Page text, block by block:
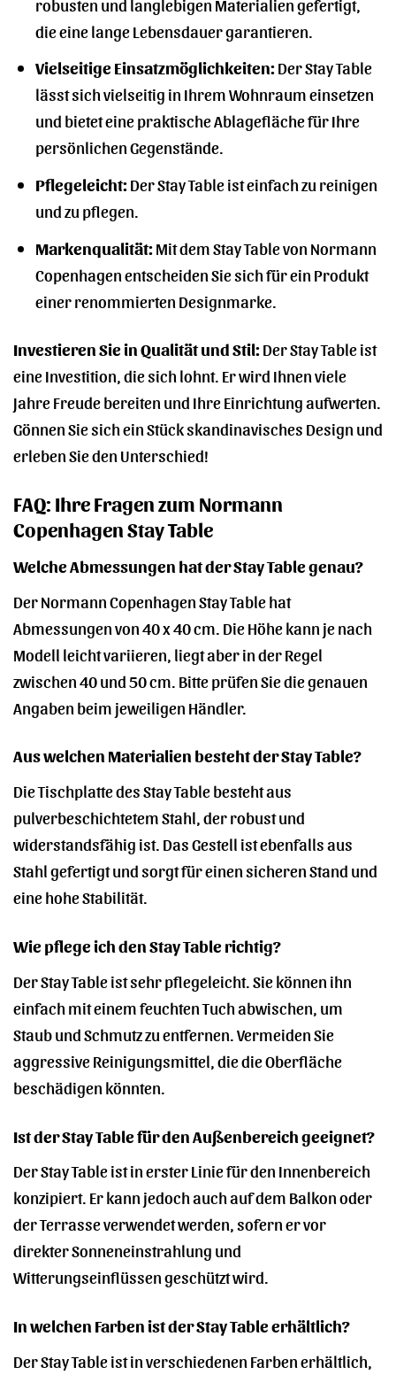
die eine lange Lebensdauer garantieren.
Vielseitige Einsatzmöglichkeiten:Der Stay Table
lässt sich vielseitig in Ihrem Wohnraum einsetzen
und bietet eine praktische Ablagefläche für Ihre
persönlichen Gegenstände.
Pflegeleicht:Der Stay Table ist einfach zu reinigen
und zu pflegen.
Markenqualität:Mit dem Stay Table von Normann
Copenhagen entscheiden Sie sich für ein Produkt
einer renommierten Designmarke.
Investieren Sie in Qualität und Stil:Der Stay Table ist
eine Investition, die sich lohnt. Er wird Ihnen viele
Jahre Freude bereiten und Ihre Einrichtung aufwerten.
Gönnen Sie sich ein Stück skandinavisches Design und
erleben Sie den Unterschied!
FAQ: Ihre Fragen zum Normann
Copenhagen Stay Table
Welche Abmessungen hat der Stay Table genau?
Der Normann Copenhagen Stay Table hat
Abmessungen von 40 x 40 cm. Die Höhe kann je nach
Modell leicht variieren, liegt aber in der Regel
zwischen 40 und 50 cm. Bitte prüfen Sie die genauen
Angaben beim jeweiligen Händler.
Aus welchen Materialien besteht der Stay Table?
Die Tischplatte des Stay Table besteht aus
pulverbeschichtetem Stahl, der robust und
widerstandsfähig ist. Das Gestell ist ebenfalls aus
Stahl gefertigt und sorgt für einen sicheren Stand und
eine hohe Stabilität.
Wie pflege ich den Stay Table richtig?
Der Stay Table ist sehr pflegeleicht. Sie können ihn
einfach mit einem feuchten Tuch abwischen, um
Staub und Schmutz zu entfernen. Vermeiden Sie
aggressive Reinigungsmittel, die die Oberfläche
beschädigen könnten.
Ist der Stay Table für den Außenbereich geeignet?
Der Stay Table ist in erster Linie für den Innenbereich
konzipiert. Er kann jedoch auch auf dem Balkon oder
der Terrasse verwendet werden, sofern er vor
direkter Sonneneinstrahlung und
Witterungseinflüssen geschützt wird.
In welchen Farben ist der Stay Table erhältlich?
Der Stay Table ist in verschiedenen Farben erhältlich,